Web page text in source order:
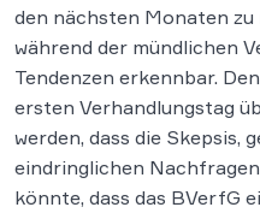
den nächsten Monaten zu
während der mündlichen
Tendenzen erkennbar.
ersten Verhandlungstag
werden, dass die Skepsis,
eindringlichen
könnte, dass das BVerfG